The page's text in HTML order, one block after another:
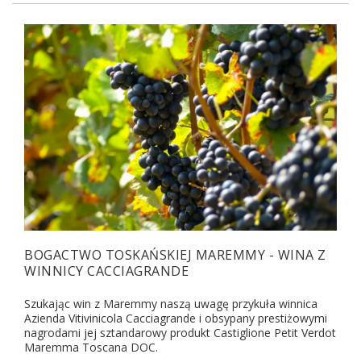
BOGACTWO TOSKAŃSKIEJ MAREMMY - WINA Z
WINNICY CACCIAGRANDE
Szukając win z Maremmy naszą uwagę przykuła winnica
Azienda Vitivinicola Cacciagrande i obsypany prestiżowymi
nagrodami jej sztandarowy produkt Castiglione Petit Verdot
Maremma Toscana DOC.